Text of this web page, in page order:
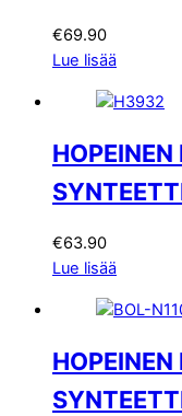
€69.90
Lue lisää
HOPEINEN
€63.90
Lue lisää
HOPEINEN